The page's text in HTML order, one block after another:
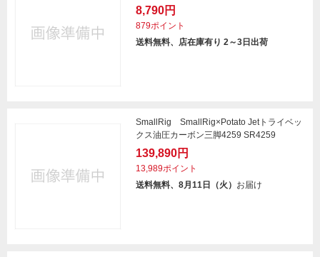
8,790円
879ポイント
送料無料、店在庫有り 2～3日出荷
SmallRig SmallRig×Potato Jetトライベッ
クス油圧カーボン三脚4259 SR4259
139,890円
13,989ポイント
送料無料、8月11日（火） お届け